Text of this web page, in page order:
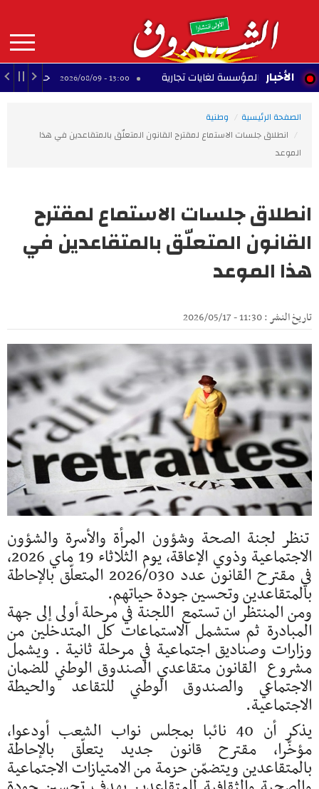
contenu
principal
MAIN
NAVIGATION الأخبار
اسم المؤسسة لغايات تجارية 13:00 - 2026/08/09 حملة تطوعية
الصفحة الرئيسية
وطنية
انطلاق جلسات الاستماع لمقترح القانون المتعلّق بالمتقاعدين في هذا
الموعد
انطلاق جلسات الاستماع لمقترح
القانون المتعلّق بالمتقاعدين في
هذا الموعد
تاريخ النشر : 11:30 - 2026/05/17
تنظر لجنة الصحة وشؤون المرأة والأسرة والشؤون
الاجتماعية وذوي الإعاقة، يوم الثلاثاء 19 ماي 2026،
في مقترح القانون عدد 2026/030 المتعلّق بالإحاطة
بالمتقاعدين وتحسين جودة حياتهم.
ومن المنتظر ان تستمع اللجنة في مرحلة أولى إلى جهة
المبادرة ثم ستشمل الاستماعات كل المتدخلين من
وزارات وصناديق اجتماعية في مرحلة ثانية . ويشمل
مشروع القانون متقاعدي الصندوق الوطني للضمان
الاجتماعي والصندوق الوطني للتقاعد والحيطة
الاجتماعية.
يذكر أن 40 نائبا بمجلس نواب الشعب أودعوا،
مؤخّرا، مقترح قانون جديد يتعلّق بالإحاطة
بالمتقاعدين ويتضمّن حزمة من الامتيازات الاجتماعية